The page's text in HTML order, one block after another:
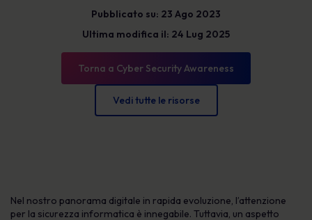
Pubblicato su: 23 Ago 2023
Ultima modifica il: 24 Lug 2025
Torna a Cyber Security Awareness
Vedi tutte le risorse
Nel nostro panorama digitale in rapida evoluzione, l’attenzione
per la sicurezza informatica è innegabile. Tuttavia, un aspetto